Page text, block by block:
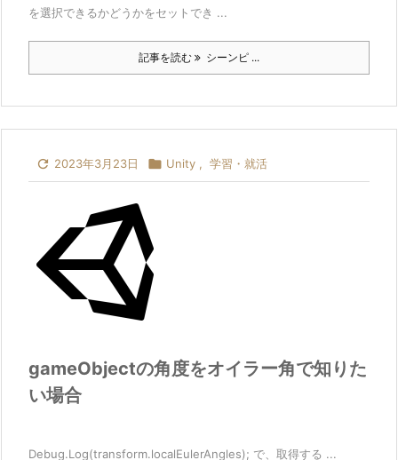
を選択できるかどうかをセットでき ...
記事を読む シーンピ ...
 2023年3月23日  Unity , 学習・就活
gameObjectの角度をオイラー角で知りた
い場合
Debug.Log(transform.localEulerAngles); で、取得する ...